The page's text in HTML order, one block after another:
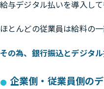
給与デジタル払いを導入し
ほとんどの従業員は給料の
その為、銀行振込とデジタ
企業側・従業員側の